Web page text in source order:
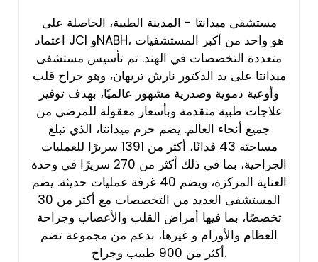
مستشفى ميدانتا - المدينة الطبية، الحاصلة على
اعتماد JCI وNABH، هو واحد من أكبر المستشفيات
متعددة التخصصات في الهند. تم تأسيس مستشفى
ميدانتا على يد الدكتور نارش تريهان، وهو جراح قلب
وأوعية دموية وصدرية مشهور عالميًا، بهدف توفير
علاجات طبية متقدمة وبأسعار معقولة للمرضى من
جميع أنحاء العالم. يضم حرم ميدانتا، الذي تبلغ
مساحته 43 فدانًا، أكثر من 1391 سريرًا للعمليات
الجراحية، بما في ذلك أكثر من 270 سريرًا في وحدة
العناية المركزة، ويضم 40 غرفة عمليات حديثة. يضم
المستشفى العديد من التخصصات مع أكثر من 30
تخصصًا، بما فيها أمراض القلب والأعصاب وجراحة
العظام والأورام و غيرها، بدعم من مجموعة تضم
أكثر من 900 طبيب وجراح.